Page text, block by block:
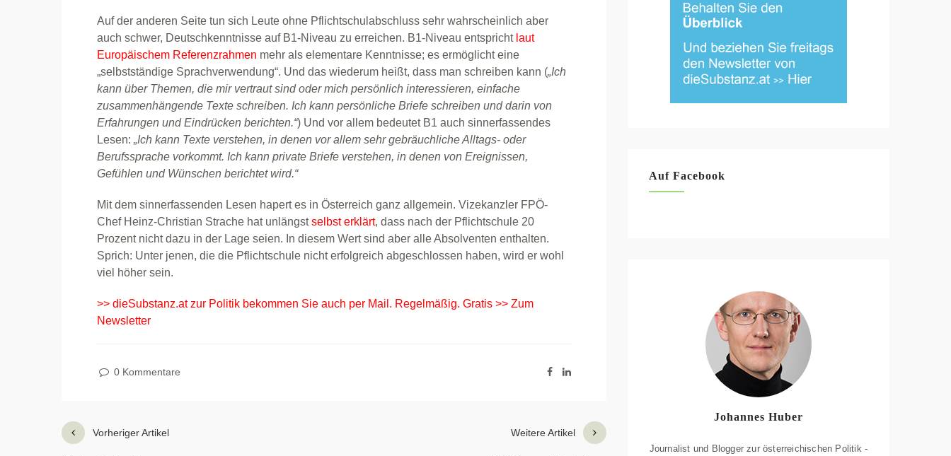
Auf der anderen Seite tun sich Leute ohne Pflichtschulabschluss sehr wahrscheinlich aber
auch schwer, Deutschkenntnisse auf B1-Niveau zu erreichen. B1-Niveau entspricht laut
Europäischem Referenzrahmen mehr als elementare Kenntnisse; es ermöglicht eine
„selbstständige Sprachverwendung“. Und das wiederum heißt, dass man schreiben kann („Ich
kann über Themen, die mir vertraut sind oder mich persönlich interessieren, einfache
zusammenhängende Texte schreiben. Ich kann persönliche Briefe schreiben und darin von
Erfahrungen und Eindrücken berichten.“) Und vor allem bedeutet B1 auch sinnerfassendes
Lesen: „Ich kann Texte verstehen, in denen vor allem sehr gebräuchliche Alltags- oder
Berufssprache vorkommt. Ich kann private Briefe verstehen, in denen von Ereignissen,
Gefühlen und Wünschen berichtet wird.“
Mit dem sinnerfassenden Lesen hapert es in Österreich ganz allgemein. Vizekanzler FPÖ-
Chef Heinz-Christian Strache hat unlängstselbst erklärt, dass nach der Pflichtschule 20
Prozent nicht dazu in der Lage seien. In diesem Wert sind aber alle Absolventen enthalten.
Sprich: Unter jenen, die die Pflichtschule nicht erfolgreich abgeschlossen haben, wird er wohl
viel höher sein.
>> dieSubstanz.at zur Politik bekommen Sie auch per Mail. Regelmäßig. Gratis >> Zum
Newsletter
0 Kommentare
Vorheriger Artikel Weitere Artikel
Auf Facebook
Johannes Huber
Journalist und Blogger zur österreichischen Politik -